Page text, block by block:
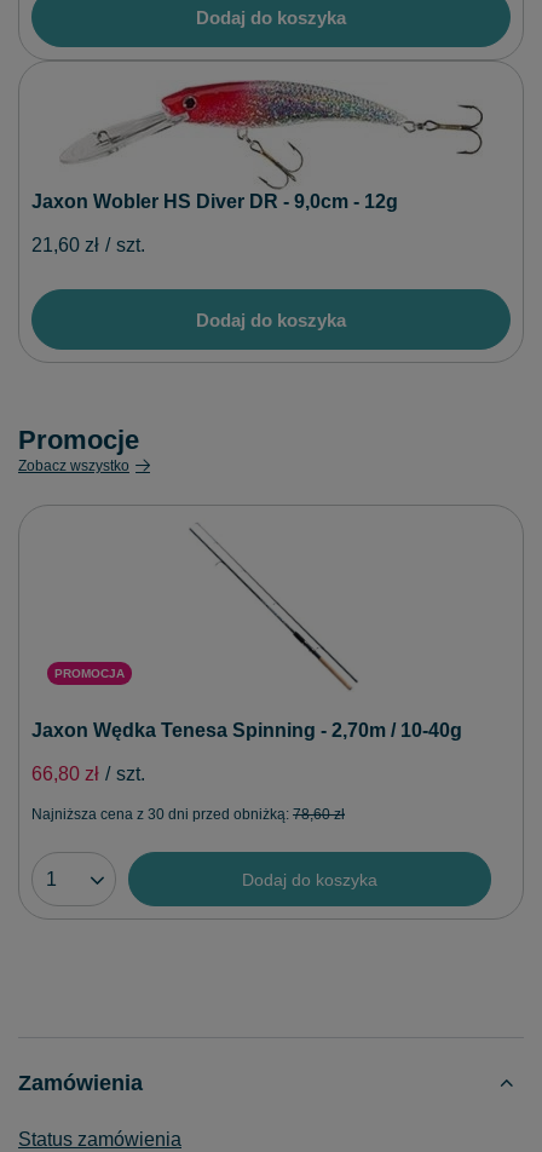
Dodaj do koszyka
Jaxon Wobler HS Diver DR - 9,0cm - 12g
21,60 zł / szt.
Dodaj do koszyka
Promocje
Zobacz wszystko
PROMOCJA
Jaxon Wędka Tenesa Spinning - 2,70m / 10-40g
66,80 zł / szt.
Najniższa cena z 30 dni przed obniżką: 78,60 zł
Dodaj do koszyka
Zamówienia
Status zamówienia